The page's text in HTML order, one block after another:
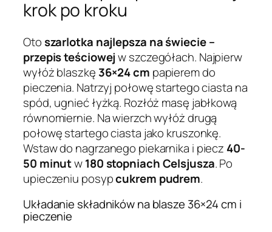
krok po kroku
Otoszarlotka najlepsza na świecie –
przepis teściowejw szczegółach. Najpierw
wyłóż blaszkę 36×24 cm papierem do
pieczenia. Natrzyj połowę startego ciasta na
spód, ugnieć łyżką. Rozłóż masę jabłkową
równomiernie. Na wierzch wyłóż drugą
połowę startego ciasta jako kruszonkę.
Wstaw do nagrzanego piekarnika i piecz 40-
50 minutw180 stopniach Celsjusza. Po
upieczeniu posypcukrem pudrem.
Układanie składników na blasze 36×24 cm i
pieczenie